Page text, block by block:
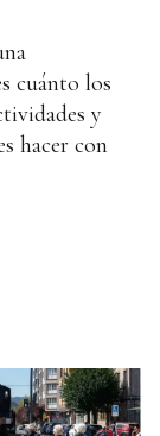
cuánto los
y
hacer con